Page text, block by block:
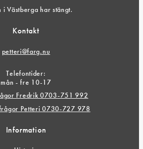
i Västberga har stängt.
Kontakt
petteri@farg.nu
Telefontider:
mån - fre 10-17
Fredrik 0703-751 992
Petteri 0730-727 978
Information